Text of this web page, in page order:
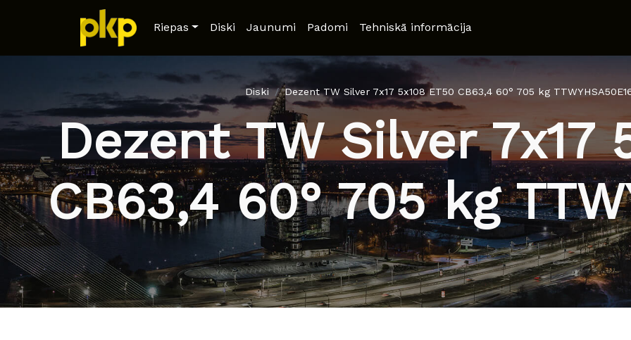
Riepas Diski Jaunumi Padomi Tehniskā informācija
Diski Dezent TW Silver 7x17 5x108 ET50 CB63,4 60° 705 kg
Dezent TW Silver 7x17
CB63,4 60° 705 kg